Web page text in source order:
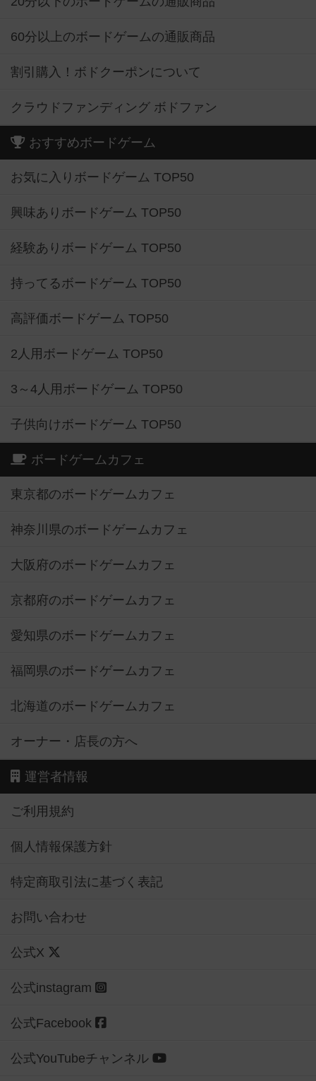
60分以上のボードゲームの通販商品
割引購入！ボドクーポンについて
クラウドファンディング ボドファン
おすすめボードゲーム
お気に入りボードゲーム TOP50
興味ありボードゲーム TOP50
経験ありボードゲーム TOP50
持ってるボードゲーム TOP50
高評価ボードゲーム TOP50
2人用ボードゲーム TOP50
3～4人用ボードゲーム TOP50
子供向けボードゲーム TOP50
ボードゲームカフェ
東京都のボードゲームカフェ
神奈川県のボードゲームカフェ
大阪府のボードゲームカフェ
京都府のボードゲームカフェ
愛知県のボードゲームカフェ
福岡県のボードゲームカフェ
北海道のボードゲームカフェ
オーナー・店長の方へ
運営者情報
ご利用規約
個人情報保護方針
特定商取引法に基づく表記
お問い合わせ
公式X
公式instagram
公式Facebook
公式YouTubeチャンネル